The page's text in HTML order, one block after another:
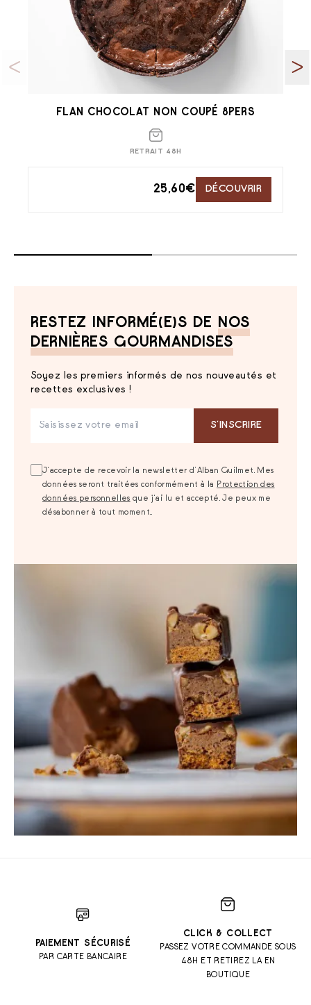
FLAN CHOCOLAT NON COUPÉ 8PERS
RETRAIT 48H
25,60€ DÉCOUVRIR
RESTEZ INFORMÉ(E)S DE NOS
DERNIÈRES GOURMANDISES
Soyez les premiers informés de nos nouveautés et
recettes exclusives !
S‘INSCRIRE
J‘accepte de recevoir la newsletter d’Alban Guilmet. Mes
données seront traitées conformément à la Protection des
données personnelles que j‘ai lu et accepté. Je peux me
désabonner à tout moment..
PAIEMENT SÉCURISÉ
PAR CARTE BANCAIRE
CLICK & COLLECT
PASSEZ VOTRE COMMANDE SOUS
48H ET RETIREZ LA EN
BOUTIQUE